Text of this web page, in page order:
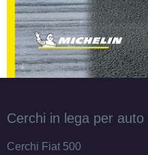
Silver 5 fori 15" 6X15
ET47 5x112
Foro centrale: 57.1mm
Esaurito
ET38 5x100
Foro centrale: 57.1mm
Cerchi in lega per auto
Cerchi Fiat 500